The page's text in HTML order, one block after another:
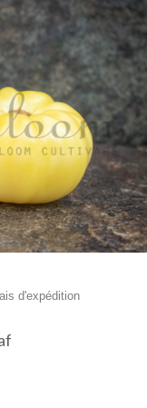
d'expédition